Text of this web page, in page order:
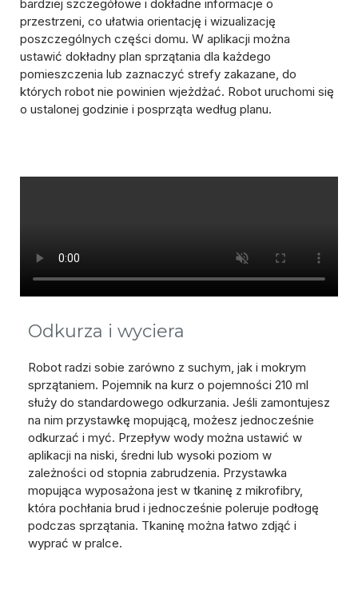
bardziej szczegółowe i dokładne informacje o
przestrzeni , co ułatwia orientację i wizualizację
poszczególnych części domu. W aplikacji można
ustawić dokładny plan sprzątania dla każdego
pomieszczenia lub zaznaczyć strefy zakazane , do
których robot nie powinien wjeżdżać. Robot uruchomi się
o ustalonej godzinie i posprząta według planu.
Odkurza i wyciera
Robot radzi sobie zarówno z suchym, jak i mokrym
sprzątaniem. Pojemnik na kurz o pojemności 210 ml
służy do standardowego odkurzania. Jeśli zamontujesz
na nim przystawkę mopującą, możesz jednocześnie
odkurzać i myć. Przepływ wody można ustawić w
aplikacji na niski, średni lub wysoki poziom w
zależności od stopnia zabrudzenia. Przystawka
mopująca wyposażona jest w tkaninę z mikrofibry,
która pochłania brud i jednocześnie poleruje podłogę
podczas sprzątania. Tkaninę można łatwo zdjąć i
wyprać w pralce.